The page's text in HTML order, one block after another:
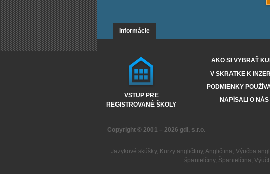
Informácie
VSTUP PRE
REGISTROVANÉ ŠKOLY
AKO SI VYBRAŤ
V SKRATKE K
PODMIENKY
NAPÍSALI O NÁS
Copyright © 2001 – 2026 gdi, s.r.o.
Jazykové skúšky, Kurzy angličtiny, Angličtina, Výučba
španielčiny, Španielčina,